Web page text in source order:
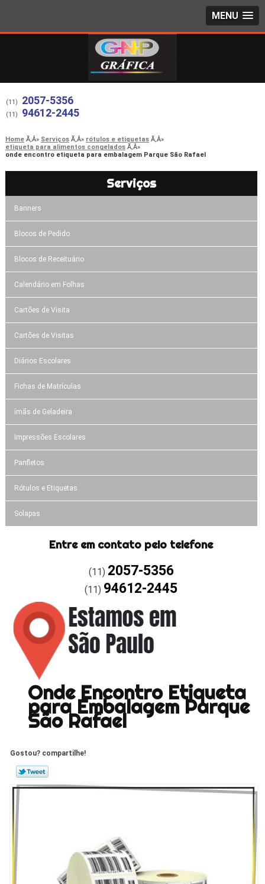
MENU
(11) 2057-5356
(11) 94612-2445
Home Serviços
rótulos e etiquetas
etiqueta para alimentos congelados
onde encontro etiqueta para embalagem Parque São Rafael
Serviços
Banners
Blocos de Pedido
Blocos de Receituário
Calendário em Folhas
Cartões de Visita
Cartões de Visitas
Diários Escolares
Fichas de Matrículas
ímãs de Geladeira
Impressões Escolares
Panfletos
Rótulos e Etiquetas
Solapas
Entre em contato pelo telefone
(11) 2057-5356
(11) 94612-2445
Onde Encontro Etiqueta
para Embalagem Parque
São Rafael
Gostou? compartilhe!